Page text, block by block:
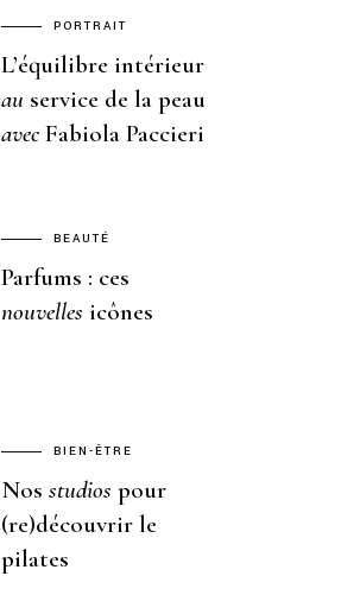
PORTRAIT
L’équilibre intérieur
au service de la peau
avec Fabiola Paccieri
BEAUTÉ
Parfums : ces
nouvelles icônes
BIEN-ÊTRE
Nos studios pour
(re)découvrir le
pilates